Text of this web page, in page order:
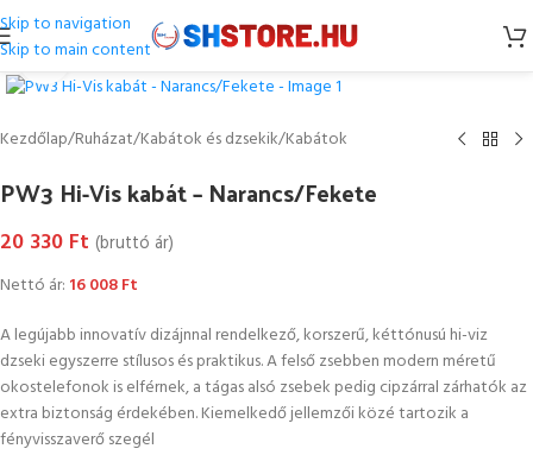
Skip to navigation
Skip to main content
Kattintson a nagyításhoz
Kezdőlap/Ruházat/Kabátok és dzsekik/Kabátok
PW3 Hi-Vis kabát – Narancs/Fekete
20 330 Ft (bruttó ár)
Nettó ár: 16 008Ft
A legújabb innovatív dizájnnal rendelkező, korszerű, kéttónusú hi-viz
dzseki egyszerre stílusos és praktikus. A felső zsebben modern méretű
okostelefonok is elférnek, a tágas alsó zsebek pedig cipzárral zárhatók az
extra biztonság érdekében. Kiemelkedő jellemzői közé tartozik a
fényvisszaverő szegél